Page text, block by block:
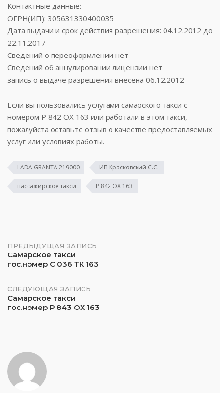
Контактные данные:
ОГРН(ИП): 305631330400035
Дата выдачи и срок действия разрешения: 04.12.2012 до
22.11.2017
Сведений о переоформлении нет
Сведений об аннулировании лицензии нет
запись о выдаче разрешения внесена 06.12.2012
Если вы пользовались услугами самарского такси с
номером Р 842 ОХ 163 или работали в этом такси,
пожалуйста оставьте отзыв о качестве предоставляемых
услуг или условиях работы.
LADA GRANTA 219000 ИП Красковский С.С.
пассажирское такси Р 842 ОХ 163
Навигация
по
записям
ПРЕДЫДУЩАЯ ЗАПИСЬ
Самарское такси
гос.номер С 036 ТК 163
СЛЕДУЮЩАЯ ЗАПИСЬ
Самарское такси
гос.номер Р 843 ОХ 163